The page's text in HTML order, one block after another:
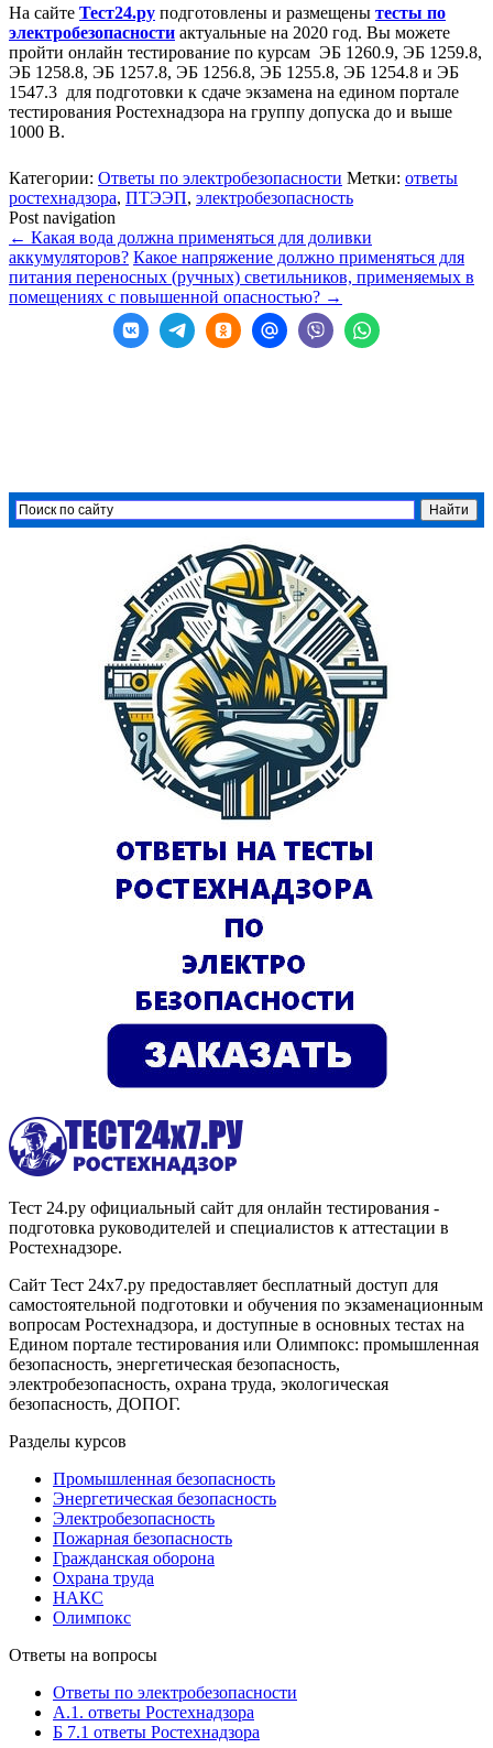
На сайте Тест24.ру подготовлены и размещены тесты по
электробезопасности актуальные на 2020 год. Вы можете
пройти онлайн тестирование по курсам ЭБ 1260.9, ЭБ 1259.8,
ЭБ 1258.8, ЭБ 1257.8, ЭБ 1256.8, ЭБ 1255.8, ЭБ 1254.8 и ЭБ
1547.3 для подготовки к сдаче экзамена на едином портале
тестирования Ростехнадзора на группу допуска до и выше
1000 В.
Категории: Ответы по электробезопасности Метки: ответы
ростехнадзора, ПТЭЭП, электробезопасность
Post navigation
← Какая вода должна применяться для доливки
аккумуляторов? Какое напряжение должно применяться для
питания переносных (ручных) светильников, применяемых в
помещениях с повышенной опасностью? →
Тест 24.ру официальный сайт для онлайн тестирования -
подготовка руководителей и специалистов к аттестации в
Ростехнадзоре.
Сайт Тест 24х7.ру предоставляет бесплатный доступ для
самостоятельной подготовки и обучения по экзаменационным
вопросам Ростехнадзора, и доступные в основных тестах на
Едином портале тестирования или Олимпокс: промышленная
безопасность, энергетическая безопасность,
электробезопасность, охрана труда, экологическая
безопасность, ДОПОГ.
Разделы курсов
Промышленная безопасность
Энергетическая безопасность
Электробезопасность
Пожарная безопасность
Гражданская оборона
Охрана труда
НАКС
Олимпокс
Ответы на вопросы
Ответы по электробезопасности
А.1. ответы Ростехнадзора
Б 7.1 ответы Ростехнадзора